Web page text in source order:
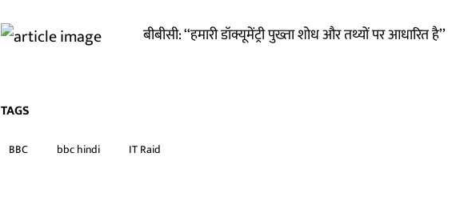
बीबीसी: ‘‘हमारी डॉक्यूमेंट्री पुख्ता शोध और तथ्यों पर आधारित है’’
TAGS
BBC bbc hindi IT Raid